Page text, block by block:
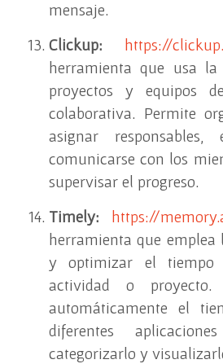
mensaje.
Clickup:
https://
herramienta que usa
proyectos y equipos
colaborativa. Permite
asignar responsables,
comunicarse con los
supervisar el progreso.
Timely:
https://
herramienta que
y optimizar el tiempo
actividad o proyecto.
automáticamente el
diferentes
categorizarlo y